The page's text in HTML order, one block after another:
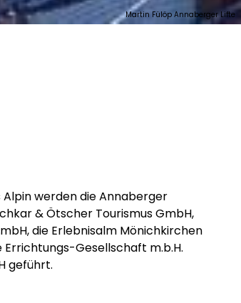
Martin Fülöp Annaberger Lifte
Alpinwerden die Annaberger
& Ötscher Tourismus GmbH,
die Erlebnisalm Mönichkirchen
Errichtungs-Gesellschaft m.b.H.
geführt.